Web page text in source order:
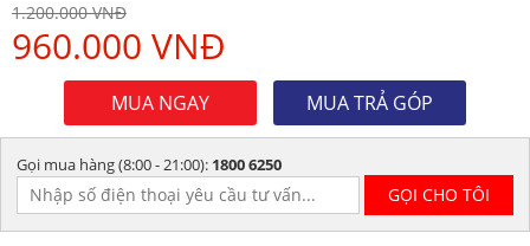
1.200.000 VNĐ
960.000 VNĐ
MUA NGAY MUA TRẢ GÓP
Gọi mua hàng (8:00 - 21:00): 1800 6250